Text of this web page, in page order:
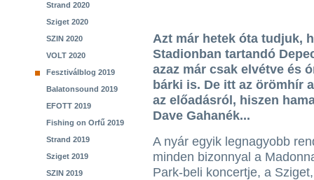
Strand 2020
Sziget 2020
SZIN 2020
VOLT 2020
Fesztiválblog 2019
Balatonsound 2019
EFOTT 2019
Fishing on Orfű 2019
Strand 2019
Sziget 2019
SZIN 2019
Azt már hetek óta tudjuk,
Stadionban tartandó
azaz már csak elvétve és
bárki is. De itt az örömhír
az előadásról, hiszen
Dave Gahanék...
A nyár egyik legnagyobb
minden bizonnyal a
Park-beli koncertje, a